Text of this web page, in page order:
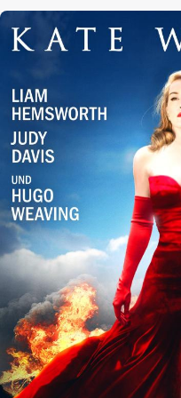
Monat Zeit, um seine
seine Sichtweise auf
macht sich auf die Suche
und, vielleicht, die "Eine",
werden kann. Allerdings
als gedacht ...